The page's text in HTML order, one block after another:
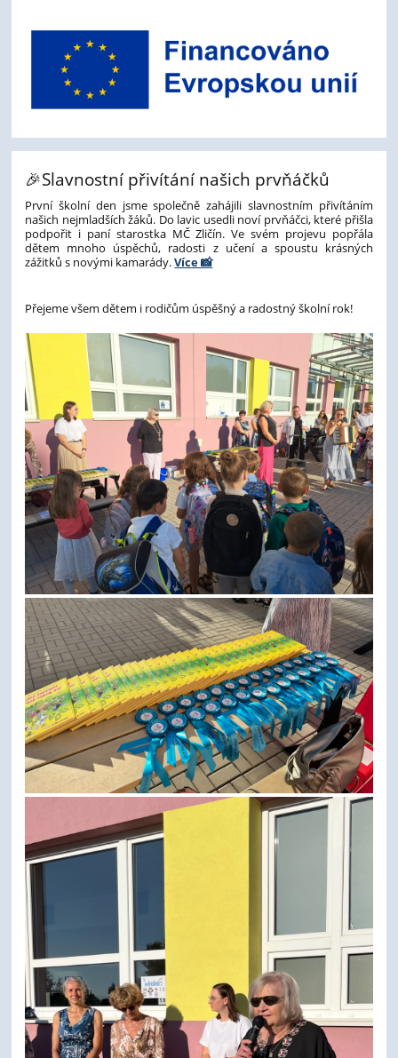
🎉Slavnostní přivítání našich prvňáčků
První školní den jsme společně zahájili slavnostním přivítáním
našich nejmladších žáků. Do lavic usedli noví prvňáčci, které přišla
podpořit i paní starostka MČ Zličín. Ve svém projevu popřála
dětem mnoho úspěchů, radosti z učení a spoustu krásných
zážitků s novými kamarády.Více 📸
Přejeme všem dětem i rodičům úspěšný a radostný školní rok!